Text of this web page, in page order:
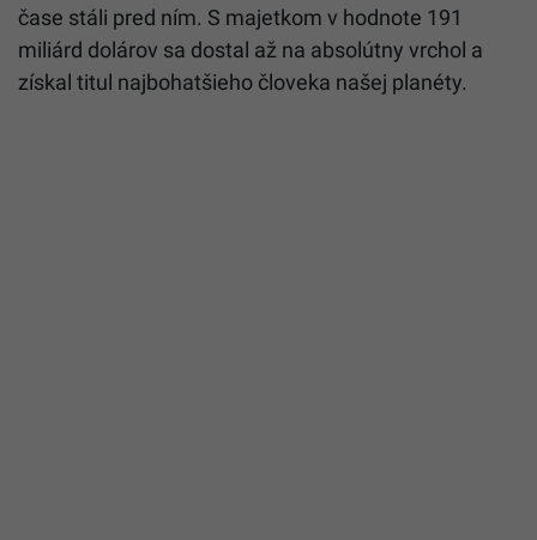
čase stáli pred ním. S majetkom v hodnote 191
miliárd dolárov sa dostal až na absolútny vrchol a
získal titul najbohatšieho človeka našej planéty.